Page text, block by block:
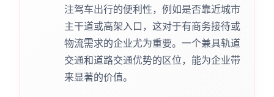
注驾车出行的便利性，例如是否靠近城市
主干道或高架入口，这对于有商务接待或
物流需求的企业尤为重要。一个兼具轨道
交通和道路交通优势的区位，能为企业带
来显著的价值。